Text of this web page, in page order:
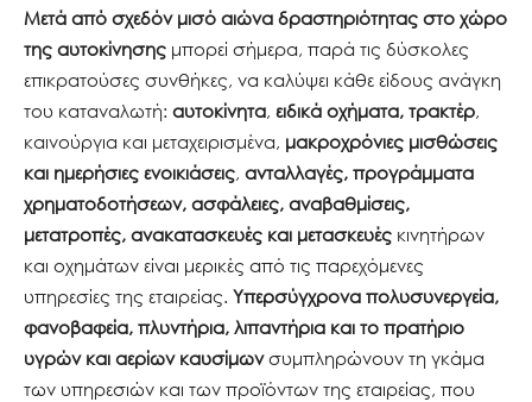
Μετά από σχεδόν μισό αιώνα δραστηριότητας στο χώρο
της αυτοκίνησης μπορεί σήμερα, παρά τις δύσκολες
επικρατούσες συνθήκες, να καλύψει κάθε είδους ανάγκη
του καταναλωτή: αυτοκίνητα, ειδικά οχήματα, τρακτέρ,
καινούργια και μεταχειρισμένα, μακροχρόνιες μισθώσεις
και ημερήσιες ενοικιάσεις, ανταλλαγές, προγράμματα
χρηματοδοτήσεων, ασφάλειες, αναβαθμίσεις,
μετατροπές, ανακατασκευές και μετασκευές κινητήρων
και οχημάτων είναι μερικές από τις παρεχόμενες
υπηρεσίες της εταιρείας. Υπερσύγχρονα πολυσυνεργεία,
φανοβαφεία, πλυντήρια, λιπαντήρια και το πρατήριο
υγρών και αερίων καυσίμωνσυμπληρώνουν τη γκάμα
των υπηρεσιών και των προϊόντων της εταιρείας, που